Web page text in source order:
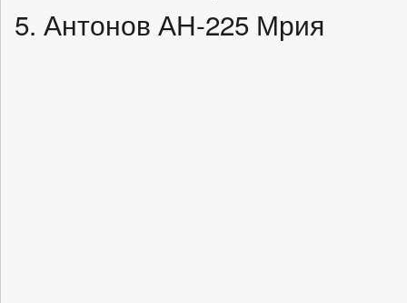
5. Антонов АН-225 Мрия